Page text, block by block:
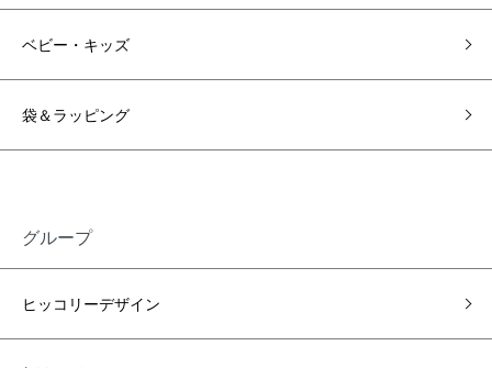
ベビー・キッズ
袋＆ラッピング
グループ
ヒッコリーデザイン